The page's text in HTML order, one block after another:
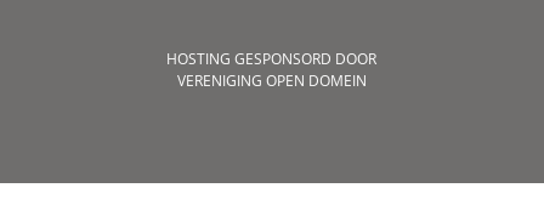
HOSTING GESPONSORD DOOR
VERENIGING OPEN DOMEIN